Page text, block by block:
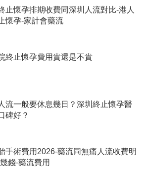
止懷孕排期收費同深圳人流對比-港人
懷孕-家計會藥流
終止懷孕費用貴還是不貴
流一般要休息幾日？深圳終止懷孕醫
碑好？
手術費用2026-藥流同無痛人流收費明
錢-藥流費用